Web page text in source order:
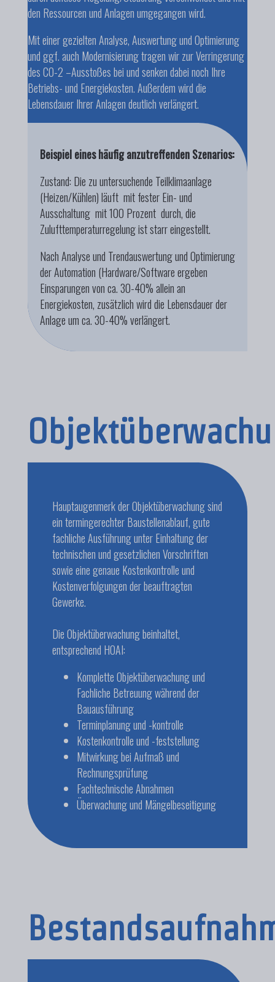
den Ressourcen und Anlagen umgegangen wird.
Mit einer gezielten Analyse, Auswertung und Optimierung
und ggf. auch Modernisierung tragen wir zur Verringerung
des CO-2 –Ausstoßes bei und senken dabei noch Ihre
Betriebs- und Energiekosten. Außerdem wird die
Lebensdauer Ihrer Anlagen deutlich verlängert.
Beispiel eines häufig anzutreffenden Szenarios:
Zustand: Die zu untersuchende Teilklimaanlage
(Heizen/Kühlen) läuft mit fester Ein- und
Ausschaltung mit 100 Prozent durch, die
Zulufttemperaturregelung ist starr eingestellt.
Nach Analyse und Trendauswertung und Optimierung
der Automation (Hardware/Software ergeben
Einsparungen von ca. 30-40% allein an
Energiekosten, zusätzlich wird die Lebensdauer der
Anlage um ca. 30-40% verlängert.
Hauptaugenmerk der Objektüberwachung sind
ein termingerechter Baustellenablauf, gute
fachliche Ausführung unter Einhaltung der
technischen und gesetzlichen Vorschriften
sowie eine genaue Kostenkontrolle und
Kostenverfolgungen der beauftragten
Gewerke.
Die Objektüberwachung beinhaltet,
entsprechend HOAI:
Komplette Objektüberwachung und
Fachliche Betreuung während der
Bauausführung
Terminplanung und -kontrolle
Kostenkontrolle und -feststellung
Mitwirkung bei Aufmaß und
Rechnungsprüfung
Fachtechnische Abnahmen
Überwachung und Mängelbeseitigung